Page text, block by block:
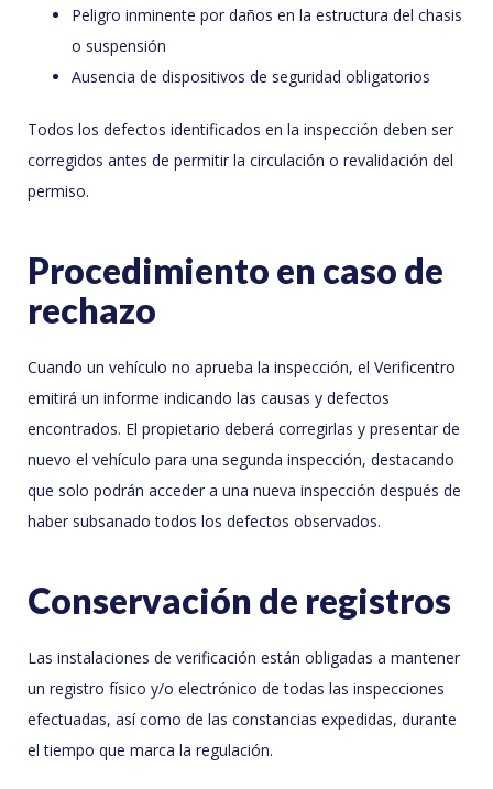
Peligro inminente por daños en la estructura del chasis
o suspensión
Ausencia de dispositivos de seguridad obligatorios
Todos los defectos identificados en la inspección deben ser
corregidos antes de permitir la circulación o revalidación del
permiso.
Procedimiento en caso de
rechazo
Cuando un vehículo no aprueba la inspección, el Verificentro
emitirá un informe indicando las causas y defectos
encontrados. El propietario deberá corregirlas y presentar de
nuevo el vehículo para una segunda inspección, destacando
que solo podrán acceder a una nueva inspección después de
haber subsanado todos los defectos observados.
Conservación de registros
Las instalaciones de verificación están obligadas a mantener
un registro físico y/o electrónico de todas las inspecciones
efectuadas, así como de las constancias expedidas, durante
el tiempo que marca la regulación.